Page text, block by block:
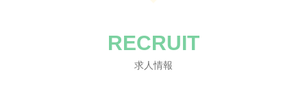
RECRUIT
求人情報